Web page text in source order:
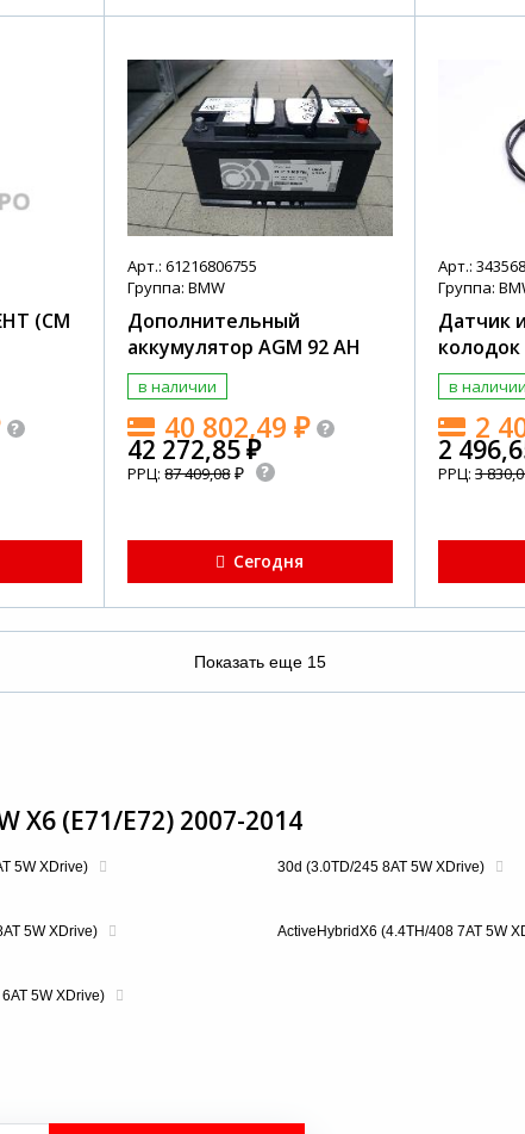
(СМ
Арт.: 61216806755
Группа: BMW
Дополнительный
аккумулятор AGM 92 AH
в наличии
40 802,49₽
42 272,85₽
РРЦ:87 409,08₽
Сегодня
Арт.:
Группа:
Датчик
колодок
в наличии
2
2
РРЦ:3
Показать еще 15
(E71/E72) 2007-2014
5W XDrive) 30d (3.0TD/245 8AT 5W XDrive)
5W XDrive) ActiveHybridX6 (4.4TH/408 7AT 5W
5W XDrive)